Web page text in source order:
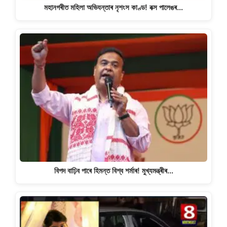
মহানগৰীত মহিলা অভিযন্তাৰ নৃশংস কাণ্ড! বক্স পালেঙৰ…
বিপদ বাঢ়িব পাৰে হিমন্ত বিশ্ব শৰ্মাৰ! মুখ্যমন্ত্ৰীৰ…